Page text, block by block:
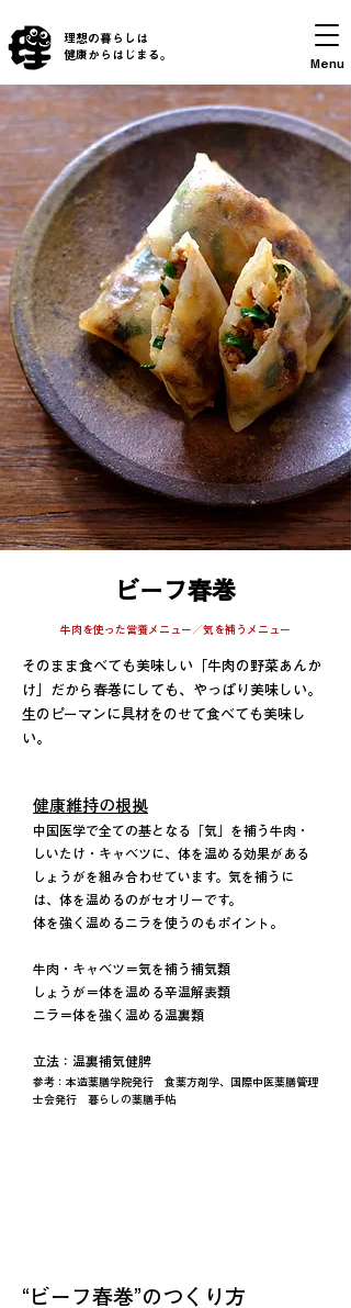
理想の暮らしは
​健康からはじまる。
Menu
ビーフ春巻
牛肉を使った営養メニュー／気を補うメニュー
そのまま食べても美味しい「牛肉の野菜あんか
け」だから春巻にしても、やっぱり美味しい。
生のピーマンに具材をのせて食べても美味し
い。
健康維持の根拠
中国医学で全ての基となる「気」を補う牛肉・
しいたけ・キャベツに、体を温める効果がある
しょうがを組み合わせています。気を補うに
は、体を温めるのがセオリーです。
体を強く温めるニラを使うのもポイント。
牛肉・キャベツ＝気を補う補気類
しょうが＝体を温める辛温解表類
ニラ＝体を強く温める温裏類
立法：温裏補気健脾
参考：本造薬膳学院発行 食薬方剤学、国際中医薬膳管理
士会発行 暮らしの薬膳手帖
“ビーフ春巻”のつくり方